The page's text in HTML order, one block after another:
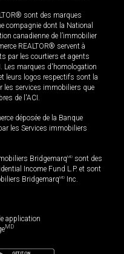
sont des marques
compagnie dont la National
canadienne de l’immobilier
REALTOR® servent à
par les courtiers et agents
Les marques d'homologation
leurs logos respectifs sont la
les services immobiliers que
de l'ACI.
déposée de la Banque
les Services immobiliers
BridgemarqMD sont des
Income Fund L.P. et sont
BridgemarqMD Inc.
application
MD